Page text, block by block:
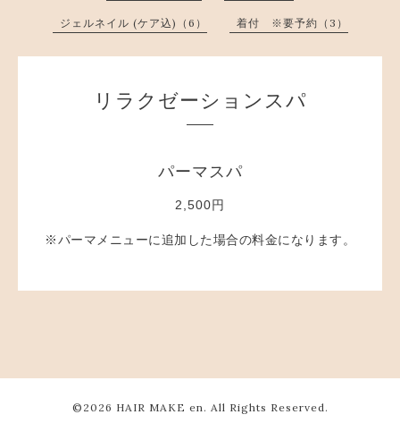
ジェルネイル (ケア込)（6） 着付 ※要予約（3）
リラクゼーションスパ
パーマスパ
2,500円
※パーマメニューに追加した場合の料金になります。
©2026 HAIR MAKE en . All Rights Reserved.